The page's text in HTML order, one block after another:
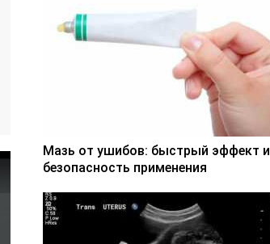
Мазь от ушибов: быстрый эффект и
безопасность применения